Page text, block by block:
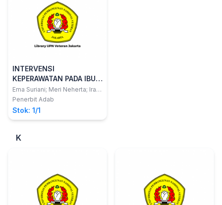
INTERVENSI
KEPERAWATAN PADA IBU
ANAK USIA TODDLER
(PADA SAAT BENCANA)
Ema Suriani; Meri Neherta; Ira
Mulya Sari
Penerbit Adab
Stok: 1/1
K